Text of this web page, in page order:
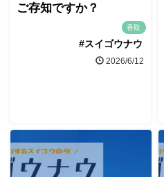
ご存知ですか？
香取
#スイゴウナウ
2026/6/12